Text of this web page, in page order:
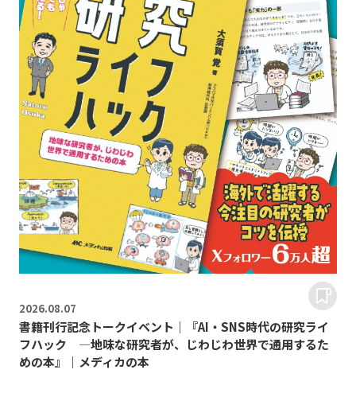
2026.08.07
書籍刊行記念トークイベント｜『AI・SNS時代の研究ライ
フハック ―地味な研究者が、じわじわ世界で通用するた
めの本』｜メディカの本